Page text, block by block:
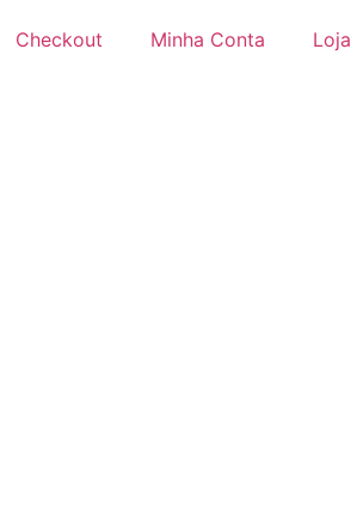
Checkout Minha Conta Loja